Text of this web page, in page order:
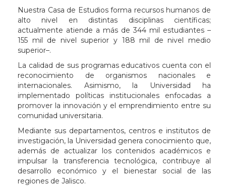
Nuestra Casa de Estudios forma recursos humanos de
alto nivel en distintas disciplinas científicas;
actualmente atiende a más de 344 mil estudiantes –
155 mil de nivel superior y 188 mil de nivel medio
superior–.
La calidad de sus programas educativos cuenta con el
reconocimiento de organismos nacionales e
internacionales. Asimismo, la Universidad ha
implementado políticas institucionales enfocadas a
promover la innovación y el emprendimiento entre su
comunidad universitaria.
Mediante sus departamentos, centros e institutos de
investigación, la Universidad genera conocimiento que,
además de actualizar los contenidos académicos e
impulsar la transferencia tecnológica, contribuye al
desarrollo económico y el bienestar social de las
regiones de Jalisco.